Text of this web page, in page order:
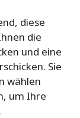
diese
die
und eine
Sie
wählen
um Ihre